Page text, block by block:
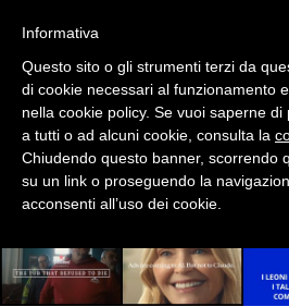
ESTERNA
RADIO / AUDIO
TV
DATI
Informativa
Questo sito o gli strumenti terzi da
di cookie necessari al funzionamento
nella cookie policy. Se vuoi saperne
a tutti o ad alcuni cookie, consulta la
Chiudendo questo banner, scorrendo
su un link o proseguendo la
acconsenti all’uso dei cookie.